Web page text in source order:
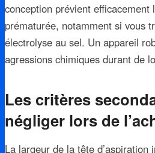
conception prévient
prématurée, notamment si vous
électrolyse au sel. Un appareil
agressions chimiques durant de
Les critères
négliger lors de
La largeur de la tête d’aspiration